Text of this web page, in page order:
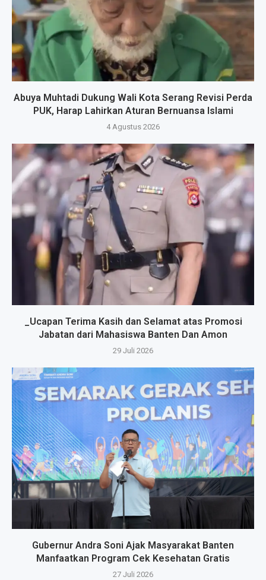
Abuya Muhtadi Dukung Wali Kota Serang Revisi Perda
PUK, Harap Lahirkan Aturan Bernuansa Islami
4 Agustus 2026
_Ucapan Terima Kasih dan Selamat atas Promosi
Jabatan dari Mahasiswa Banten Dan Amon
29 Juli 2026
Gubernur Andra Soni Ajak Masyarakat Banten
Manfaatkan Program Cek Kesehatan Gratis
27 Juli 2026